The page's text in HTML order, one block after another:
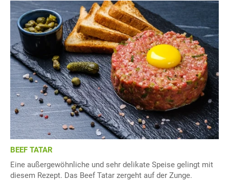
BEEF TATAR
Eine außergewöhnliche und sehr delikate Speise gelingt mit
diesem Rezept. Das Beef Tatar zergeht auf der Zunge.